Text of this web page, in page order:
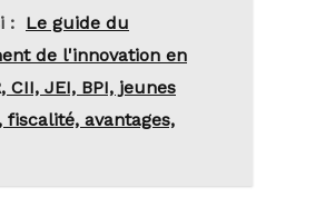
: Le guide du
de l'innovation en
CII, JEI, BPI, jeunes
fiscalité, avantages,